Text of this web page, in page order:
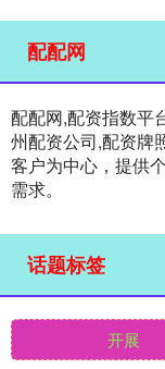
配配网
配配网,配资指数平
州配资公司,配资牌
客户为中心，提供
需求。
话题标签
开展